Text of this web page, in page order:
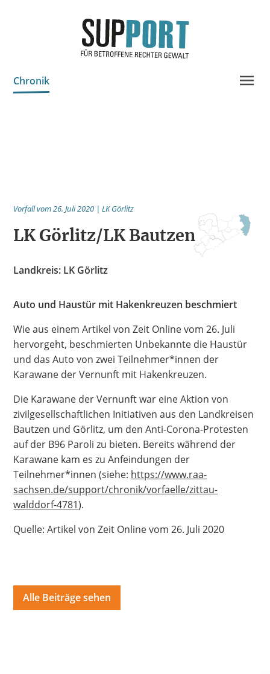
Chronik
Publikationen
Bildungsangebote
Deutsch العربية Český English
Français
Italiano
Kurdí فارسی Polski
Português
Vorfall vom 26. Juli 2020 | LK Görlitz
LK Görlitz/LK Bautzen
Landkreis: LK Görlitz
Auto und Haustür mit Hakenkreuzen beschmiert
Wie aus einem Artikel von Zeit Online vom 26. Juli
hervorgeht, beschmierten Unbekannte die Haustür
und das Auto von zwei Teilnehmer*innen der
Karawane der Vernunft mit Hakenkreuzen.
Die Karawane der Vernunft war eine Aktion von
zivilgesellschaftlichen Initiativen aus den Landkreisen
Bautzen und Görlitz, um den Anti-Corona-Protesten
auf der B96 Paroli zu bieten. Bereits während der
Karawane kam es zu Anfeindungen der
Teilnehmer*innen (siehe: https://www.raa-
sachsen.de/support/chronik/vorfaelle/zittau-
walddorf-4781).
Quelle: Artikel von Zeit Online vom 26. Juli 2020
Alle Beiträge sehen